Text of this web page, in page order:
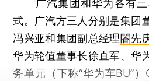
广汽集团和华为各有三
式。广汽方三人分别是集团
冯兴亚和集团副总经理閤先
华为轮值董事长徐直军、华
务单元（下称“华为车BU”）